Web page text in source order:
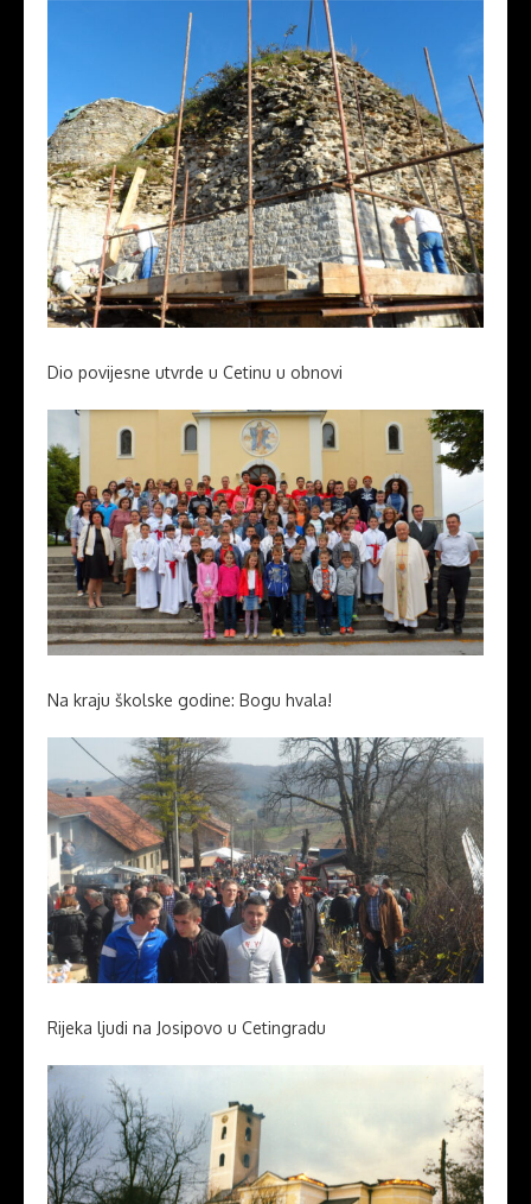
Dio povijesne utvrde u Cetinu u obnovi
Na kraju školske godine: Bogu hvala!
Rijeka ljudi na Josipovo u Cetingradu